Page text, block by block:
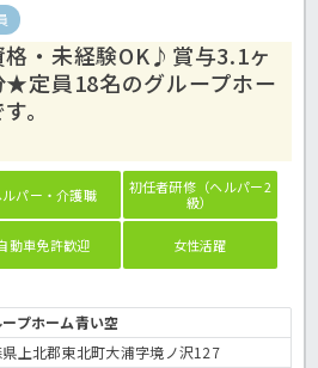
格・未経験OK♪賞与3.1ヶ
★定員18名のグループホー
。
ルパー・介護職
初任者研修（ヘルパー2
級）
動車免許歓迎 女性活躍
プホーム青い空
県上北郡東北町大浦字境ノ沢127